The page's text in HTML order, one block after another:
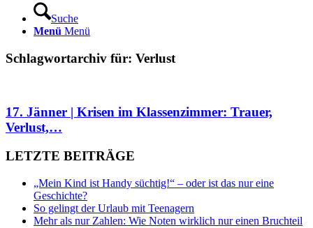
Suche
Menü Menü
Schlagwortarchiv für: Verlust
17. Jänner | Krisen im Klassenzimmer: Trauer,
Verlust,…
LETZTE BEITRÄGE
„Mein Kind ist Handy süchtig!“ – oder ist das nur eine
Geschichte?
So gelingt der Urlaub mit Teenagern
Mehr als nur Zahlen: Wie Noten wirklich nur einen Bruchteil